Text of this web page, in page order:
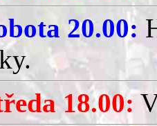
20.00:
18.00: